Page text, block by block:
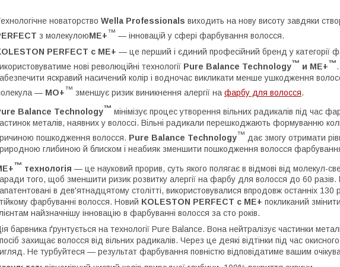
новаторство Wella Professionals виходить на нову висоту завдяки
з молекулоюME+™ — інновацій у сфері фарбування волосся.
PERFECT с ME+ — це перший і єдиний професійний бренд у категорії
нові революційні технології Pure Balance Technology™ и ME+™
яскравий насичений колір і водночас викликати менше ушкодження
— МО+™ зменшує ризик виникнення алергії на фарбу для волосся.
Balance Technology™ мінімізує процес утворення вільних радикалів під час
металів, наявних у волоссі. Вільні радикали перешкоджають формуванню
пошкодження волосся. Pure Balance Technology™ дає змогу отримати
глибиною й блиском і неабияк зменшити пошкодження волосся
™ технологія — це науковий прорив, суть якого полягає в відмові від молекул-
того, щоб зменшити ризик розвитку алергії на фарбу для волосся до 60
в дев'ятнадцятому столітті, використовувалися впродовж останніх 130
фарбуванні волосся. Новий KOLESTON PERFECT с ME+ покликаний
найзначнішу інновацію в фарбуванні волосся за сто років.
барвника ґрунтується на технології Pure Balance. Вона нейтралізує частинки
захищає волосся від вільних радикалів. Через це деякі відтінки під час
Не турбуйтеся — результат фарбування повністю відповідатиме вашим